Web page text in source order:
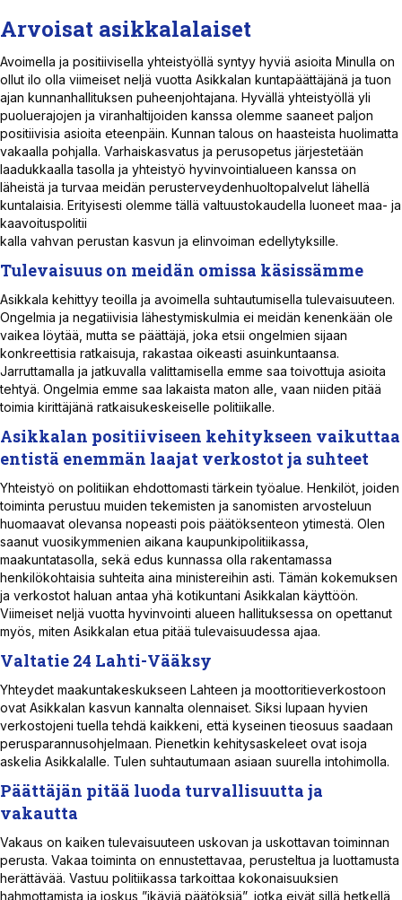
Arvoisat asikkalalaiset
Avoimella ja positiivisella yhteistyöllä syntyy hyviä asioita Minulla on
ollut ilo olla viimeiset neljä vuotta Asikkalan kuntapäättäjänä ja tuon
ajan kunnanhallituksen puheenjohtajana. Hyvällä yhteistyöllä yli
puoluerajojen ja viranhaltijoiden kanssa olemme saaneet paljon
positiivisia asioita eteenpäin. Kunnan talous on haasteista huolimatta
vakaalla pohjalla. Varhaiskasvatus ja perusopetus järjestetään
laadukkaalla tasolla ja yhteistyö hyvinvointialueen kanssa on
läheistä ja turvaa meidän perusterveydenhuoltopalvelut lähellä
kuntalaisia. Erityisesti olemme tällä valtuustokaudella luoneet maa- ja
kaavoituspolitii
kalla vahvan perustan kasvun ja elinvoiman edellytyksille.
Tulevaisuus on meidän omissa käsissämme
Asikkala kehittyy teoilla ja avoimella suhtautumisella tulevaisuuteen.
Ongelmia ja negatiivisia lähestymiskulmia ei meidän kenenkään ole
vaikea löytää, mutta se päättäjä, joka etsii ongelmien sijaan
konkreettisia ratkaisuja, rakastaa oikeasti asuinkuntaansa.
Jarruttamalla ja jatkuvalla valittamisella emme saa toivottuja asioita
tehtyä. Ongelmia emme saa lakaista maton alle, vaan niiden pitää
toimia kirittäjänä ratkaisukeskeiselle politiikalle.
Asikkalan positiiviseen kehitykseen vaikuttaa
entistä enemmän laajat verkostot ja suhteet
Yhteistyö on politiikan ehdottomasti tärkein työalue. Henkilöt, joiden
toiminta perustuu muiden tekemisten ja sanomisten arvosteluun
huomaavat olevansa nopeasti pois päätöksenteon ytimestä. Olen
saanut vuosikymmenien aikana kaupunkipolitiikassa,
maakuntatasolla, sekä edus kunnassa olla rakentamassa
henkilökohtaisia suhteita aina ministereihin asti. Tämän kokemuksen
ja verkostot haluan antaa yhä kotikuntani Asikkalan käyttöön.
Viimeiset neljä vuotta hyvinvointi alueen hallituksessa on opettanut
myös, miten Asikkalan etua pitää tulevaisuudessa ajaa.
Valtatie 24 Lahti-Vääksy
Yhteydet maakuntakeskukseen Lahteen ja moottoritieverkostoon
ovat Asikkalan kasvun kannalta olennaiset. Siksi lupaan hyvien
verkostojeni tuella tehdä kaikkeni, että kyseinen tieosuus saadaan
perusparannusohjelmaan. Pienetkin kehitysaskeleet ovat isoja
askelia Asikkalalle. Tulen suhtautumaan asiaan suurella intohimolla.
Päättäjän pitää luoda turvallisuutta ja
vakautta
Vakaus on kaiken tulevaisuuteen uskovan ja uskottavan toiminnan
perusta. Vakaa toiminta on ennustettavaa, perusteltua ja luottamusta
herättävää. Vastuu politiikassa tarkoittaa kokonaisuuksien
hahmottamista ja joskus ”ikäviä päätöksiä”, jotka eivät sillä hetkellä